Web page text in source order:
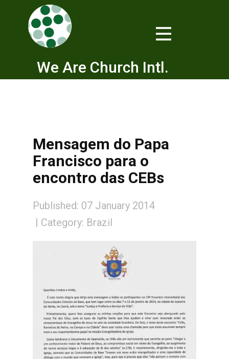
We Are Church Intl.
Mensagem do Papa
Francisco para o
encontro das CEBs
Published: 07 January 2014
Category: Brazil